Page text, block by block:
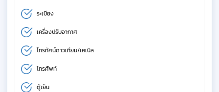
ระเบียง
เครื่องปรับอากาศ
โทรทัศน์ดาวเทียม/เคเบิล
โทรศัพท์
ตู้เย็น